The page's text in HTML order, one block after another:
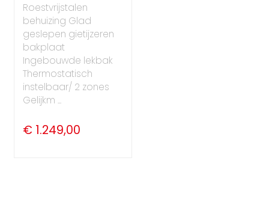
Roestvrijstalen
behuizing Glad
geslepen gietijzeren
bakplaat
Ingebouwde lekbak
Thermostatisch
instelbaar/ 2 zones
Gelijkm ...
€ 1.249,00